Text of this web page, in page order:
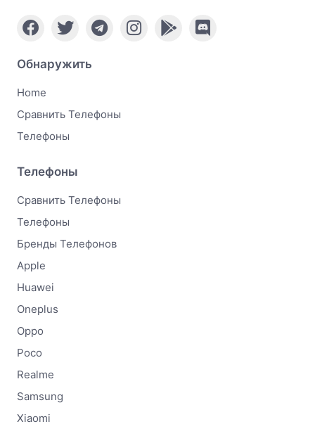
Обнаружить
Home
Сравнить Телефоны
Телефоны
Телефоны
Сравнить Телефоны
Телефоны
Бренды Телефонов
Apple
Huawei
Oneplus
Oppo
Poco
Realme
Samsung
Xiaomi